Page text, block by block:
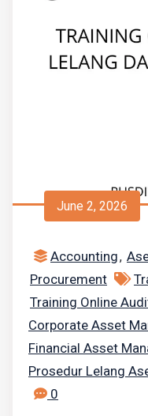
June 2, 2026
Accounting,
Procurement
Training Online
Corporate Asset
Financial Asset
Prosedur Lelang
0